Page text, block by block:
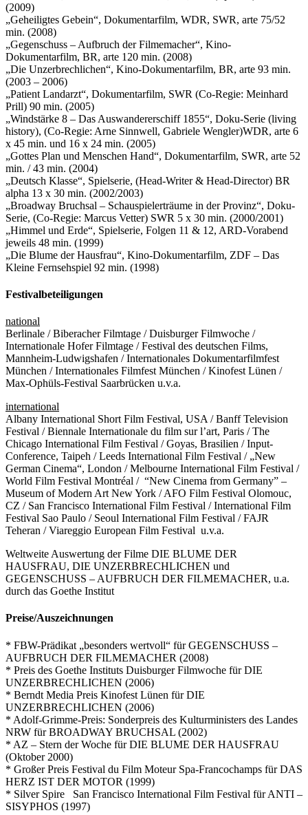
(2009)
„Geheiligtes Gebein“, Dokumentarfilm, WDR, SWR, arte 75/52
min. (2008)
„Gegenschuss – Aufbruch der Filmemacher“, Kino-
Dokumentarfilm, BR, arte 120 min. (2008)
„Die Unzerbrechlichen“, Kino-Dokumentarfilm, BR, arte 93 min.
(2003 – 2006)
„Patient Landarzt“, Dokumentarfilm, SWR (Co-Regie: Meinhard
Prill) 90 min. (2005)
„Windstärke 8 – Das Auswandererschiff 1855“, Doku-Serie (living
history), (Co-Regie: Arne Sinnwell, Gabriele Wengler)WDR, arte 6
x 45 min. und 16 x 24 min. (2005)
„Gottes Plan und Menschen Hand“, Dokumentarfilm, SWR, arte 52
min. / 43 min. (2004)
„Deutsch Klasse“, Spielserie, (Head-Writer & Head-Director) BR
alpha 13 x 30 min. (2002/2003)
„Broadway Bruchsal – Schauspielerträume in der Provinz“, Doku-
Serie, (Co-Regie: Marcus Vetter) SWR 5 x 30 min. (2000/2001)
„Himmel und Erde“, Spielserie, Folgen 11 & 12, ARD-Vorabend
jeweils 48 min. (1999)
„Die Blume der Hausfrau“, Kino-Dokumentarfilm, ZDF – Das
Kleine Fernsehspiel 92 min. (1998)
Festivalbeteiligungen
national
Berlinale / Biberacher Filmtage / Duisburger Filmwoche /
Internationale Hofer Filmtage / Festival des deutschen Films,
Mannheim-Ludwigshafen / Internationales Dokumentarfilmfest
München / Internationales Filmfest München / Kinofest Lünen /
Max-Ophüls-Festival Saarbrücken u.v.a.
international
Albany International Short Film Festival, USA / Banff Television
Festival / Biennale Internationale du film sur l’art, Paris / The
Chicago International Film Festival / Goyas, Brasilien / Input-
Conference, Taipeh / Leeds International Film Festival / „New
German Cinema“, London / Melbourne International Film Festival /
World Film Festival Montréal / “New Cinema from Germany” –
Museum of Modern Art New York / AFO Film Festival Olomouc,
CZ / San Francisco International Film Festival / International Film
Festival Sao Paulo / Seoul International Film Festival / FAJR
Teheran / Viareggio European Film Festival u.v.a.
Weltweite Auswertung der Filme DIE BLUME DER
HAUSFRAU, DIE UNZERBRECHLICHEN und
GEGENSCHUSS – AUFBRUCH DER FILMEMACHER, u.a.
durch das Goethe Institut
Preise/Auszeichnungen
* FBW-Prädikat „besonders wertvoll“ für GEGENSCHUSS –
AUFBRUCH DER FILMEMACHER (2008)
* Preis des Goethe Instituts Duisburger Filmwoche für DIE
UNZERBRECHLICHEN (2006)
* Berndt Media Preis Kinofest Lünen für DIE
UNZERBRECHLICHEN (2006)
* Adolf-Grimme-Preis: Sonderpreis des Kulturministers des Landes
NRW für BROADWAY BRUCHSAL (2002)
* AZ – Stern der Woche für DIE BLUME DER HAUSFRAU
(Oktober 2000)
* Großer Preis Festival du Film Moteur Spa-Francochamps für DAS
HERZ IST DER MOTOR (1999)
* Silver Spire San Francisco International Film Festival für ANTI –
SISYPHOS (1997)